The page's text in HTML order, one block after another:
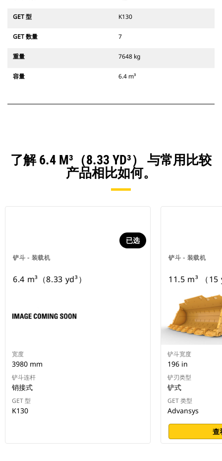
GET 型 K130
GET 数量 7
重量 7648 kg
容量 6.4 m³
了解 6.4 M³（8.33 YD³） 与常用比较
产品相比如何。
铲斗 - 装载机
已选
6.4 m³（8.33 yd³）
宽度
3980 mm
铲斗连杆
销接式
GET 型
K130
铲斗 - 装载机
11.5 m³ （15
铲斗宽度
196 in
铲刃类型
铲式
GET 类型
Advansys
查